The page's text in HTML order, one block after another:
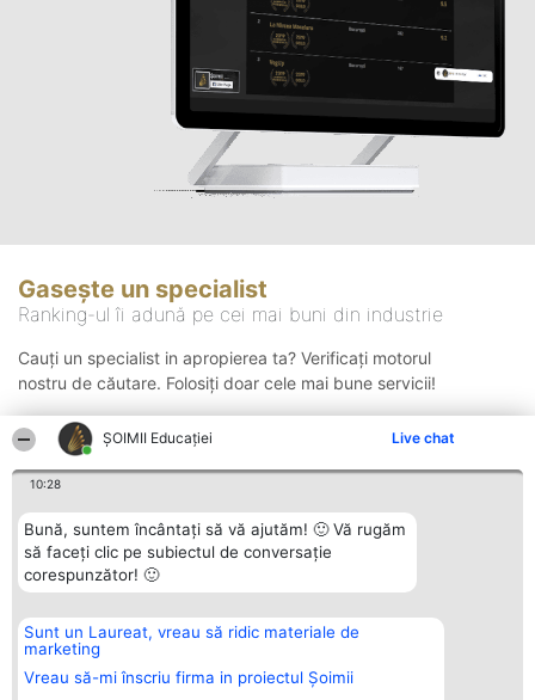
ȘOIMII Educației Live chat
10:28
Bună, suntem încântați să vă ajutăm! 🙂 Vă rugăm
să faceți clic pe subiectul de conversație
corespunzător! 🙂
Sunt un Laureat, vreau să ridic materiale de
marketing
Vreau să-mi înscriu firma in proiectul Șoimii
Gasește un specialist
Ranking-ul îi adună pe cei mai buni din industrie
Cauți un specialist in apropierea ta? Verificați motorul
nostru de căutare. Folosiți doar cele mai bune servicii!
Organizator Ranking
BRIGHT SOLUTIONS BR SRL
Aleea Timisul De Sus 2 Bl. A30
Sc. A Et. 4 Ap. 13 Cod 061952
Plebiscyt
Lista Tuturor
Laureaților
Contact